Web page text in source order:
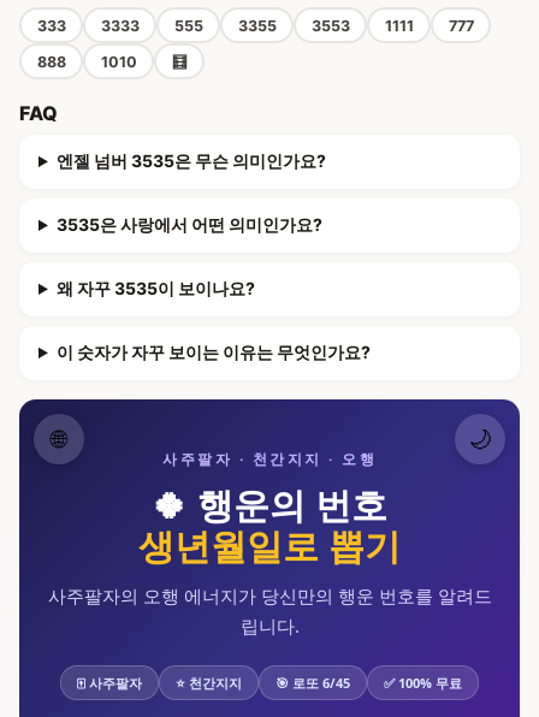
333 3333 555 3355 3553 1111
777
888
1010 🧮
FAQ
엔젤 넘버 3535은 무슨 의미인가요?
3535은 사랑에서 어떤 의미인가요?
왜 자꾸 3535이 보이나요?
이 숫자가 자꾸 보이는 이유는 무엇인가요?